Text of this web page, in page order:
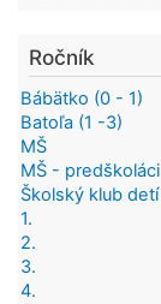
Ročník
Bábätko (0 - 1)
Batoľa (1 -3)
MŠ
MŠ - predškoláci
Školský klub detí
1.
2.
3.
4.